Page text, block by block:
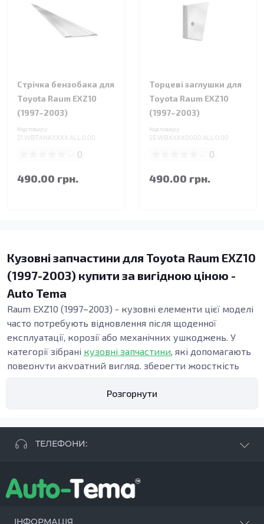
Стрічка бензобака для
Toyota Raum EXZ10
(1997–2003)
Код товару:
21.WBTANKXXXX.ALL.0.00
0
490.00 грн.
Торцеві заглушки для
Toyota Raum EXZ10
(1997–2003)
Код товару:
55.WBXXXX0000.ALL.0.00
0
490.00 грн.
Кузовні запчастини для Toyota Raum EXZ10
(1997-2003) купити за вигідною ціною -
Auto Tema
Raum EXZ10 (1997–2003) - кузовні елементи цієї моделі
часто потребують відновлення після щоденної
експлуатації, корозії або механічних ушкоджень. У
категорії зібрані кузовні запчастини, які допомагають
повернути акуратний вигляд, зберегти жорсткість
панелей важлива під час ремонту кузова, адже від неї
Види кузовних запчастин
кузова при прогниванні, усунення деформацій після
ударів або ремонт при прихованих осередках іржі.
Розгорнути
ТЕЛЕФОНИ:
+38 096 250 84 38
+38 099 657 61 50
ІНФОРМАЦІЯ